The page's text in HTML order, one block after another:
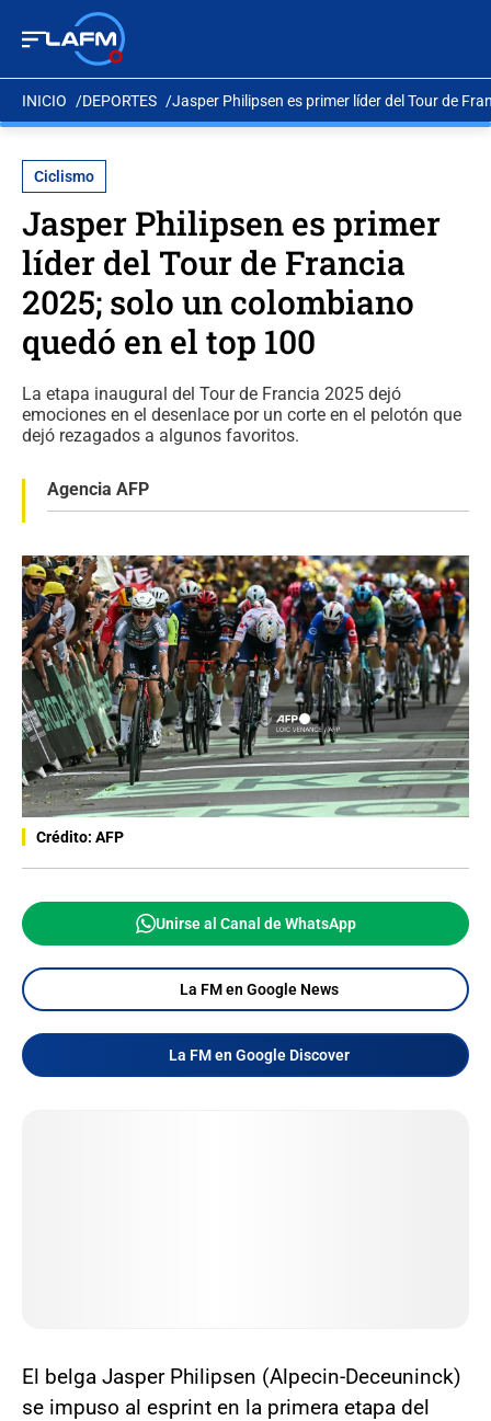
INICIO DEPORTES Jasper Philipsen es primer líder del Tour de
Ciclismo
Jasper Philipsen es primer
líder del Tour de Francia
2025; solo un colombiano
quedó en el top 100
La etapa inaugural del Tour de Francia 2025 dejó
emociones en el desenlace por un corte en el pelotón que
dejó rezagados a algunos favoritos.
Agencia AFP
Crédito: AFP
Unirse al Canal de WhatsApp
La FM en Google News
La FM en Google Discover
El belga Jasper Philipsen (Alpecin-Deceuninck)
se impuso al esprint en la primera etapa del